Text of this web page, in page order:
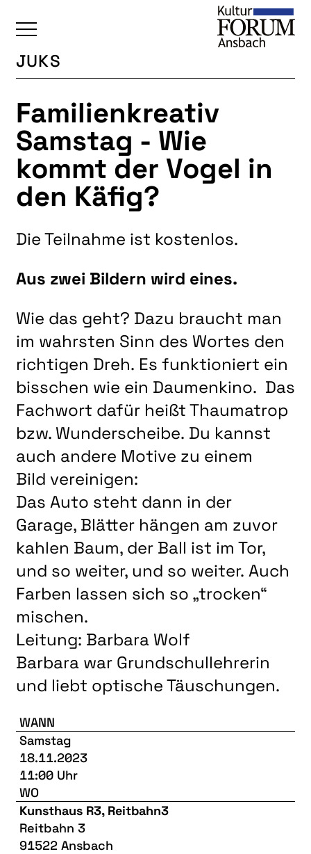
ÜBERSICHT
KALENDER
UNSERE BEREICHE
BAUKULTUR
BILDENDE KUNST
JUKS
MUSIK
NATUR & STRUKTUR
ÜBER UNS
DER VEREIN
KUNSTHAUS R3
SPECKDRUMM HALLE
BEWERBUNG
HOME
JUKS
Familienkreativ
Samstag - Wie
kommt der Vogel in
den Käfig?
Die Teilnahme ist kostenlos.
Aus zwei Bildern wird eines.
Wie das geht? Dazu braucht man
im wahrsten Sinn des Wortes den
richtigen Dreh. Es funktioniert ein
bisschen wie ein Daumenkino. Das
Fachwort dafür heißt Thaumatrop
bzw. Wunderscheibe. Du kannst
auch andere Motive zu einem
Bild vereinigen:
Das Auto steht dann in der
Garage, Blätter hängen am zuvor
kahlen Baum, der Ball ist im Tor,
und so weiter, und so weiter. Auch
Farben lassen sich so „trocken“
mischen.
Leitung: Barbara Wolf
Barbara war Grundschullehrerin
und liebt optische Täuschungen.
WANN
Samstag
18.11.2023
11:00 Uhr
WO
Kunsthaus R3, Reitbahn3
Reitbahn 3
91522 Ansbach